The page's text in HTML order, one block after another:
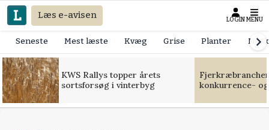
Læs e-avisen LOGIN MENU
Seneste Mest læste Kvæg Grise Planter
KWS Rallys topper årets
sortsforsøg i vinterbyg
konkurrence-